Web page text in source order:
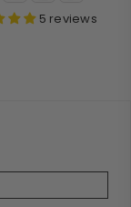
5 reviews